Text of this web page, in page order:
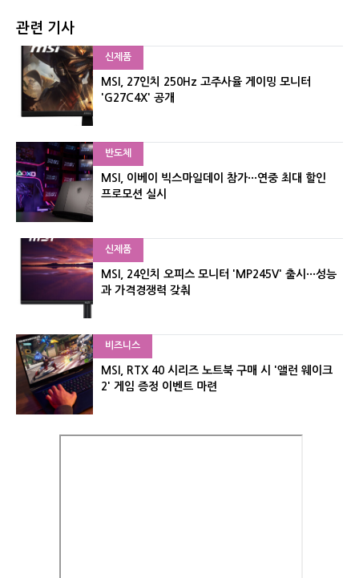
관련 기사
신제품
MSI, 27인치 250Hz 고주사율 게이밍 모니터
'G27C4X' 공개
반도체
MSI, 이베이 빅스마일데이 참가···연중 최대 할인
프로모션 실시
신제품
MSI, 24인치 오피스 모니터 'MP245V' 출시···성능
과 가격경쟁력 갖춰
비즈니스
MSI, RTX 40 시리즈 노트북 구매 시 '앨런 웨이크
2' 게임 증정 이벤트 마련